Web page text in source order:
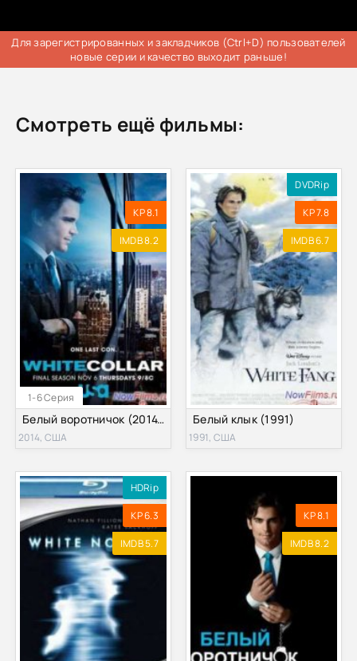
Для зарегистрированных и закладчиков (Ctrl+D) пользователей
новые серии и качество выходит раньше!
Смотреть ещё фильмы:
1-6 Серия
KP 8.1
IMDB 8.2
Белый воротничок (2014) 6 Сезон
2014, США
DVDRip
KP 7.8
IMDB 6.7
Белый клык (1991)
1991, США
HDRip
KP 6.3
IMDB 5.7
KP 8.1
IMDB 8.2